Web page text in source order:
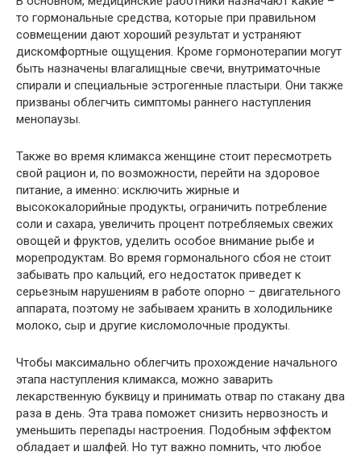
то гормональные средства, которые при правильном
совмещении дают хороший результат и устраняют
дискомфортные ощущения. Кроме гормонотерапии могут
быть назначены влагалищные свечи, внутриматочные
спирали и специальные эстрогенные пластыри. Они также
призваны облегчить симптомы раннего наступления
менопаузы.
Также во время климакса женщине стоит пересмотреть
свой рацион и, по возможности, перейти на здоровое
питание, а именно: исключить жирные и
высококалорийные продукты, ограничить потребление
соли и сахара, увеличить процент потребляемых свежих
овощей и фруктов, уделить особое внимание рыбе и
морепродуктам. Во время гормонального сбоя не стоит
забывать про кальций, его недостаток приведет к
серьезным нарушениям в работе опорно – двигательного
аппарата, поэтому не забываем хранить в холодильнике
молоко, сыр и другие кисломолочные продукты.
Чтобы максимально облегчить прохождение начального
этапа наступления климакса, можно заварить
лекарственную буквицу и принимать отвар по стакану два
раза в день. Эта трава поможет снизить нервозность и
уменьшить перепады настроения. Подобным эффектом
обладает и шалфей. Но тут важно помнить, что любое